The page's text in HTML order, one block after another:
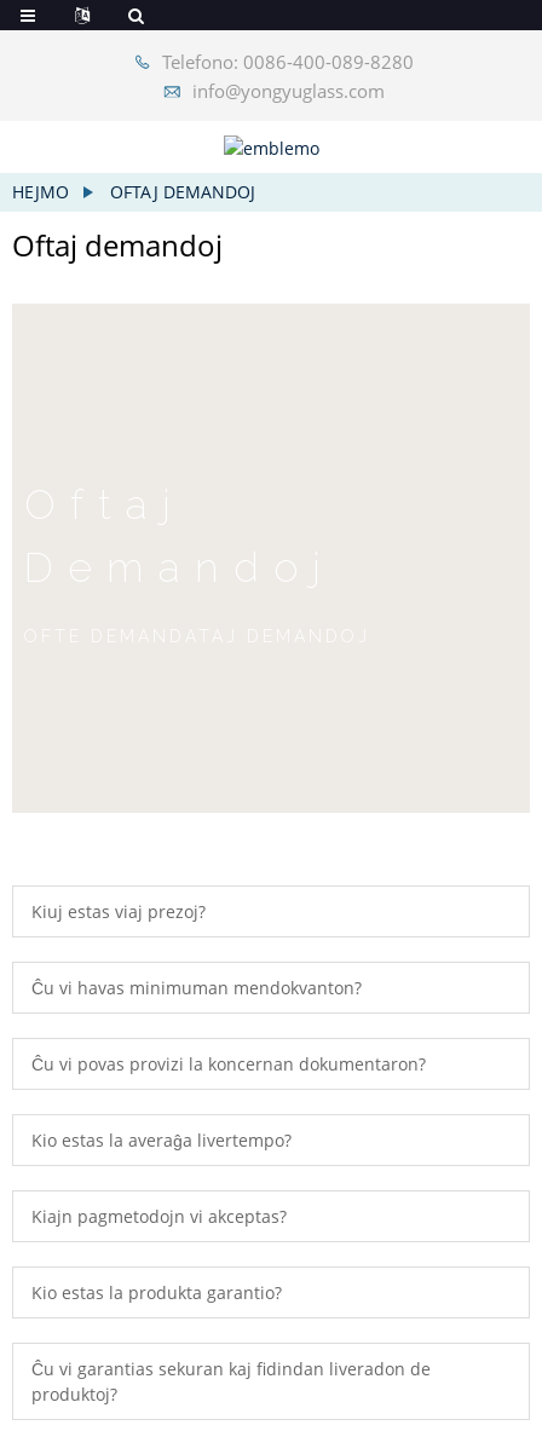
Telefono: 0086-400-089-8280
info@yongyuglass.com
HEJMO OFTAJ DEMANDOJ
Oftaj demandoj
Oftaj
Demandoj
Kiuj estas viaj prezoj?
Ĉu vi havas minimuman mendokvanton?
Ĉu vi povas provizi la koncernan dokumentaron?
Kio estas la averaĝa livertempo?
Kiajn pagmetodojn vi akceptas?
Kio estas la produkta garantio?
Ĉu vi garantias sekuran kaj fidindan liveradon de
produktoj?